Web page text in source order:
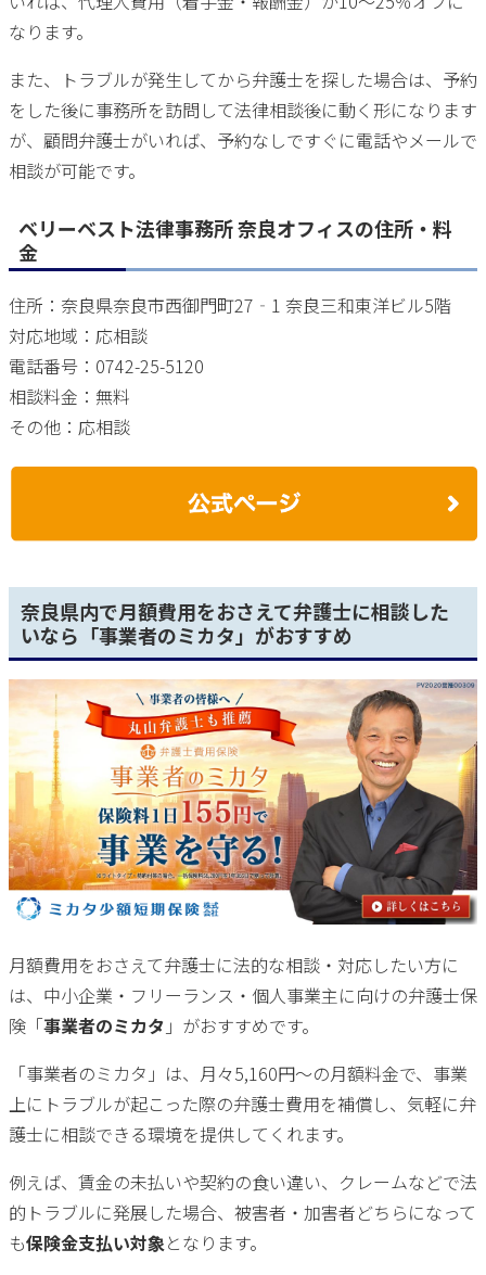
なります。
また、トラブルが発生してから弁護士を探した場合は、予約
をした後に事務所を訪問して法律相談後に動く形になります
が、顧問弁護士がいれば、予約なしですぐに電話やメールで
相談が可能です。
ベリーベスト法律事務所 奈良オフィスの住所・料
金
住所：奈良県奈良市西御門町27‐1 奈良三和東洋ビル5階
対応地域：応相談
電話番号：0742-25-5120
相談料金：無料
その他：応相談
奈良県内で月額費用をおさえて弁護士に相談した
いなら「事業者のミカタ」がおすすめ
月額費用をおさえて弁護士に法的な相談・対応したい方に
は、中小企業・フリーランス・個人事業主に向けの弁護士保
険「事業者のミカタ 」がおすすめです。
「事業者のミカタ」は、月々5,160円〜の月額料金で、事業
上にトラブルが起こった際の弁護士費用を補償し、気軽に弁
護士に相談できる環境を提供してくれます。
例えば、賃金の未払いや契約の食い違い、クレームなどで法
的トラブルに発展した場合、被害者・加害者どちらになって
も保険金支払い対象となります。